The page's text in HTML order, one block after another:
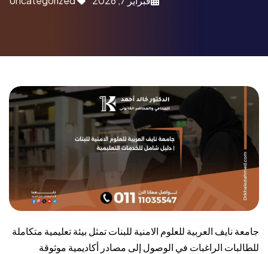
جامعة نايف العربية للعلوم الامنية للبنات تمثل بيئة تعليمية متكاملة
للطالبات الراغبات في الوصول إلى مصادر أكاديمية موثوقة